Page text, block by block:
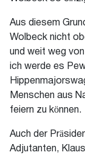
Aus diesem
Wolbeck nicht
und weit weg
ich werde es
Menschen aus
feiern zu können.
Auch der
Adjutanten,